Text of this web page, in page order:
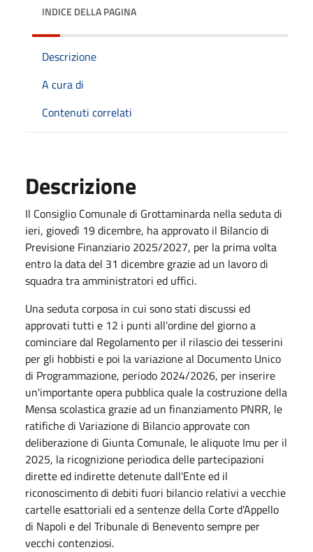
INDICE DELLA PAGINA
Descrizione
A cura di
Contenuti correlati
Descrizione
Il Consiglio Comunale di Grottaminarda nella seduta di
ieri, giovedì 19 dicembre, ha approvato il Bilancio di
Previsione Finanziario 2025/2027, per la prima volta
entro la data del 31 dicembre grazie ad un lavoro di
squadra tra amministratori ed uffici.
Una seduta corposa in cui sono stati discussi ed
approvati tutti e 12 i punti all'ordine del giorno a
cominciare dal Regolamento per il rilascio dei tesserini
per gli hobbisti e poi la variazione al Documento Unico
di Programmazione, periodo 2024/2026, per inserire
un'importante opera pubblica quale la costruzione della
Mensa scolastica grazie ad un finanziamento PNRR, le
ratifiche di Variazione di Bilancio approvate con
deliberazione di Giunta Comunale, le aliquote Imu per il
2025, la ricognizione periodica delle partecipazioni
dirette ed indirette detenute dall'Ente ed il
riconoscimento di debiti fuori bilancio relativi a vecchie
cartelle esattoriali ed a sentenze della Corte d'Appello
di Napoli e del Tribunale di Benevento sempre per
vecchi contenziosi.